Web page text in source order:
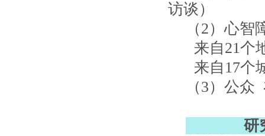
访谈）
（2）心
来自21个
来自17个
（3）公
研究